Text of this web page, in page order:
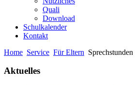
Quali
Download
Schulkalender
Kontakt
Home Service Für Eltern Sprechstunden
Aktuelles